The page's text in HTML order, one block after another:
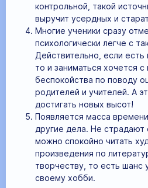
контрольной, такой
выручит усердных и
Многие ученики сразу
психологически легче с
Действительно, если
то и заниматься хочется
беспокойства по поводу
родителей и учителей. А
достигать новых высот!
Появляется масса
другие дела. Не страдают
можно спокойно читать
произведения по
творчеству, то есть шанс
своему хобби.